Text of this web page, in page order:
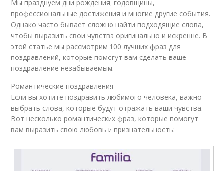
Мы празднуем дни рождения, годовщины,
профессиональные достижения и многие другие события.
Однако часто бывает сложно найти подходящие слова,
чтобы выразить свои чувства оригинально и искренне. В
этой статье мы рассмотрим 100 лучших фраз для
поздравлений, которые помогут вам сделать ваше
поздравление незабываемым.
Романтические поздравления
Если вы хотите поздравить любимого человека, важно
выбрать слова, которые будут отражать ваши чувства.
Вот несколько романтических фраз, которые помогут
вам выразить свою любовь и признательность: